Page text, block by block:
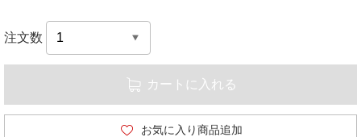
注文数
カートに入れる
お気に入り商品追加